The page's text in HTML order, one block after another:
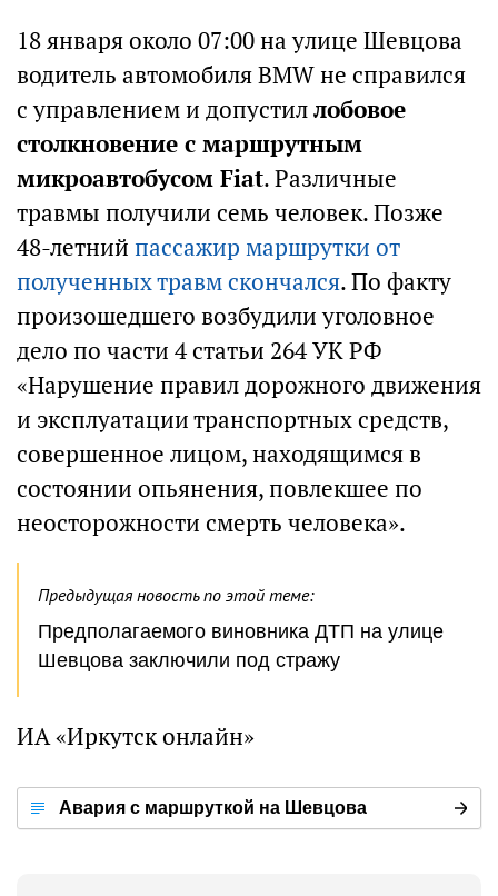
18 января около 07:00 на улице Шевцова
водитель автомобиля BMW не справился
с управлением и допустиллобовое
столкновение с маршрутным
микроавтобусом Fiat. Различные
травмы получили семь человек. Позже
48-летний пассажир маршрутки от
полученных травм скончался. По факту
произошедшего возбудили уголовное
дело по части 4 статьи 264 УК РФ
«Нарушение правил дорожного движения
и эксплуатации транспортных средств,
совершенное лицом, находящимся в
состоянии опьянения, повлекшее по
неосторожности смерть человека».
Предыдущая новость по этой теме:
Предполагаемого виновника ДТП на улице
Шевцова заключили под стражу
ИА «Иркутск онлайн»
Авария с маршруткой на Шевцова